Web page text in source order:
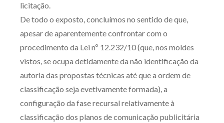
licitação.
De todo o exposto, concluímos no sentido de que,
apesar de aparentemente confrontar com o
procedimento da Lei nº 12.232/10 (que, nos moldes
vistos, se ocupa detidamente da não identificação da
autoria das propostas técnicas até que a ordem de
classificação seja evetivamente formada), a
configuração da fase recursal relativamente à
classificação dos planos de comunicação publicitária